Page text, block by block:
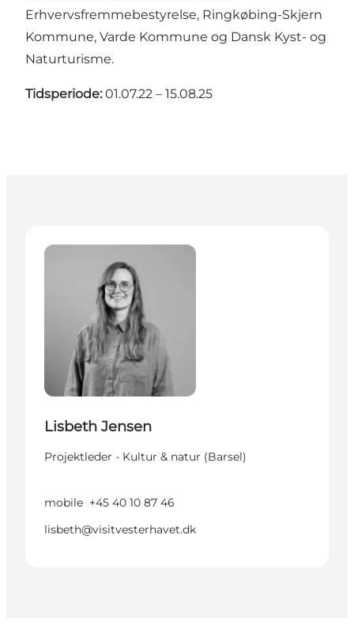
Erhvervsfremmebestyrelse, Ringkøbing-Skjern
Kommune, Varde Kommune og Dansk Kyst- og
Naturturisme.
Tidsperiode: 01.07.22 – 15.08.25
Lisbeth Jensen
Projektleder - Kultur & natur (Barsel)
mobile +45 40 10 87 46
lisbeth@visitvesterhavet.dk